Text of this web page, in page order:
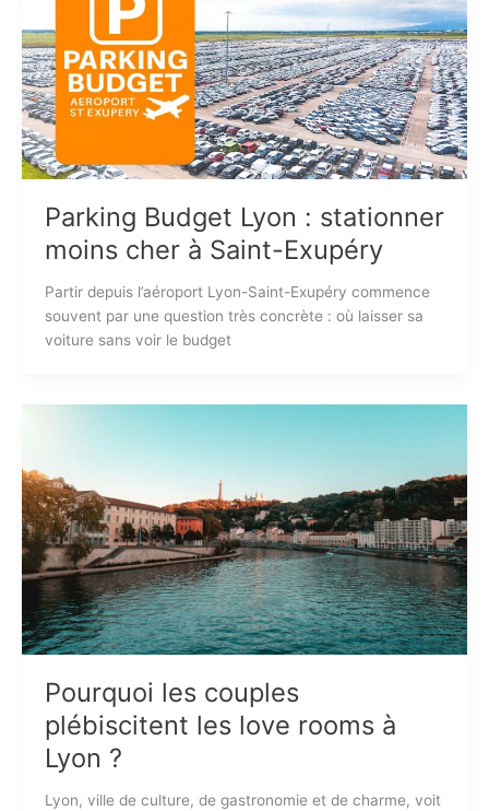
Parking Budget Lyon : stationner
moins cher à Saint-Exupéry
Partir depuis l’aéroport Lyon-Saint-Exupéry commence
souvent par une question très concrète : où laisser sa
voiture sans voir le budget
Pourquoi les couples
plébiscitent les love rooms à
Lyon ?
Lyon, ville de culture, de gastronomie et de charme, voit